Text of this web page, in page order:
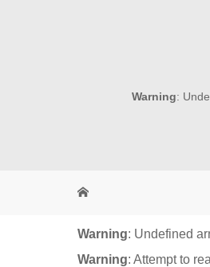
Warning:
Warning: Undefined
Warning: Attempt to